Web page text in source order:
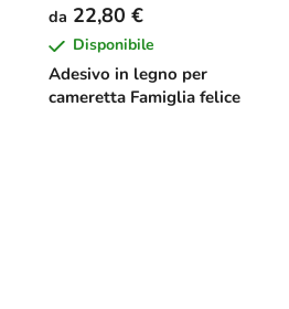
Adesivo in legno per
cameretta Famiglia felice
da 22,80 €
Disponibile